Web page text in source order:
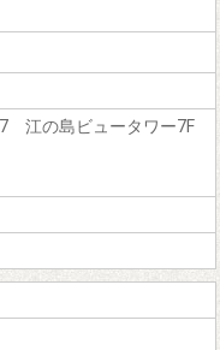
江の島ビュータワー7F